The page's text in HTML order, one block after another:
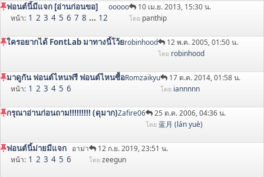
ฟอนต์นี้มีแจก [อ่านก่อนขอ]
หน้า 1 2 3 4 5 6 7 8 ... 12
ooooo 10 เม.ย. 2013, 15:30 น.
โดย panthip
ใครอยากได้ FontLab มาทางนี้โว้ยrobinhood 12 พ.ค. 2005, 01:50 น.
โดย robinhood
มาดูกัน ฟอนต์ไหนฟรี ฟอนต์ไหนซื้อ
หน้า 1 2 3 4 5 6
Romzaikyu 17 ต.ค. 2014, 01:58 น.
โดย iannnnn
กรุณาอ่านก่อนถาม!!!!!!!!! (ดุมาก)Zafire06 25 ต.ค. 2006, 04:36 น.
โดย 蓝月 (lán yuè)
ฟอนต์นี้ม่ายมีแจก
หน้า 1 2 3 4 5 6
อาม่า 12 ก.ย. 2019, 23:51 น.
โดย zeegun